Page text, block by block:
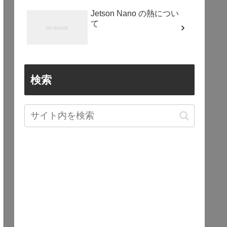
Jetson Nano の熱につい
て
検索